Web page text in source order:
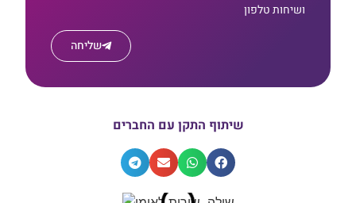
ושיחות טלפון
שליחה
שיתוף התקן עם החברים